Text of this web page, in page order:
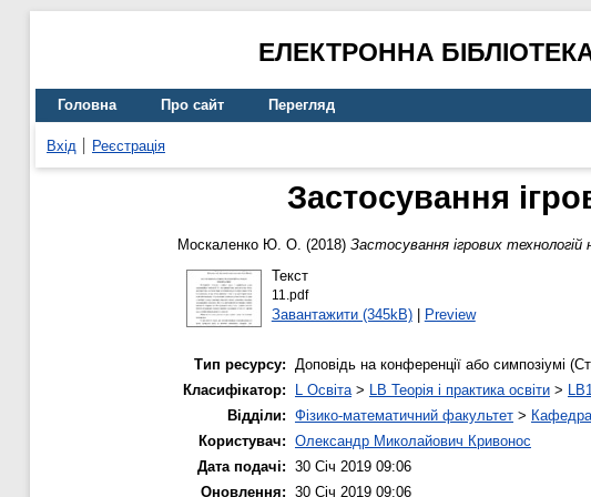
ЕЛЕКТРОННА
Головна Про сайт Перегляд
Вхід Реєстрація
Застосування
Москаленко Ю. О. (2018) Застосування ігрових
Текст
11.pdf
Завантажити (345kB)| Preview
Тип ресурсу: Доповідь на конференції або симпозіумі
Класифікатор:
L Освіта> LB Теорія і практика освіти >
Відділи: Фізико-математичний факультет > Кафедра
Користувач: Олександр Миколайович Кривонос
Дата подачі: 30 Січ 2019 09:06
Оновлення: 30 Січ 2019 09:06